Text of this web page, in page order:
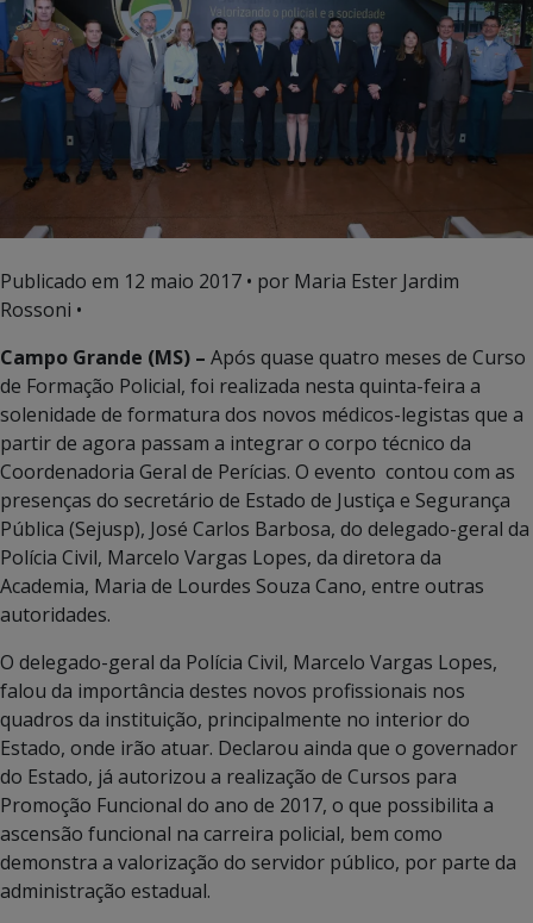
Publicado em 12 maio 2017 • por Maria Ester Jardim
Rossoni •
Campo Grande (MS) – Após quase quatro meses de Curso
de Formação Policial, foi realizada nesta quinta-feira a
solenidade de formatura dos novos médicos-legistas que a
partir de agora passam a integrar o corpo técnico da
Coordenadoria Geral de Perícias. O evento contou com as
presenças do secretário de Estado de Justiça e Segurança
Pública (Sejusp), José Carlos Barbosa, do delegado-geral da
Polícia Civil, Marcelo Vargas Lopes, da diretora da
Academia, Maria de Lourdes Souza Cano, entre outras
autoridades.
O delegado-geral da Polícia Civil, Marcelo Vargas Lopes,
falou da importância destes novos profissionais nos
quadros da instituição, principalmente no interior do
Estado, onde irão atuar. Declarou ainda que o governador
do Estado, já autorizou a realização de Cursos para
Promoção Funcional do ano de 2017, o que possibilita a
ascensão funcional na carreira policial, bem como
demonstra a valorização do servidor público, por parte da
administração estadual.